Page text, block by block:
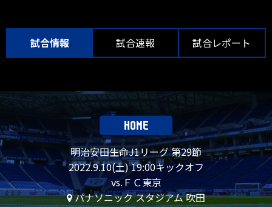
試合情報 試合速報 試合レポート
HOME
明治安田生命J1リーグ 第29節
2022.9.10(土) 19:00キックオフ
vs.ＦＣ東京
パナソニック スタジアム 吹田